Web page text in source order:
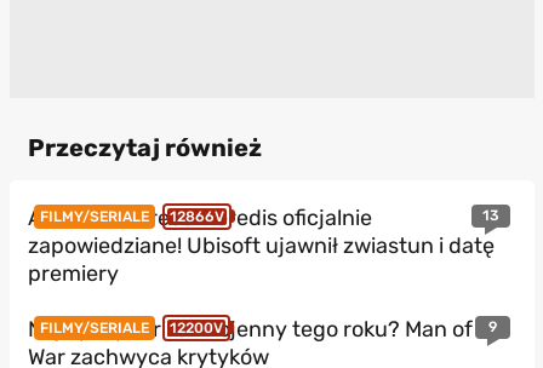
Przeczytaj również
FILMY/SERIALE 12866V 13
Assassin’s Creed Heredis oficjalnie
zapowiedziane! Ubisoft ujawnił zwiastun i datę
premiery
FILMY/SERIALE 12200V 9
Najlepszy thriller wojenny tego roku? Man of
War zachwyca krytyków